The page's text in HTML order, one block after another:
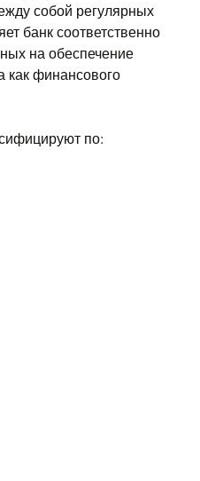
собой регулярных
банк соответственно
на обеспечение
как финансового
по: